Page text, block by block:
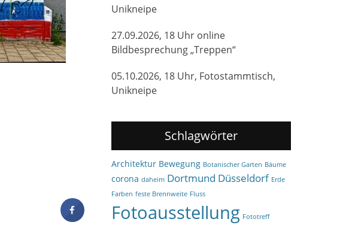
Unikneipe
27.09.2026, 18 Uhr online
Bildbesprechung „Treppen“
05.10.2026, 18 Uhr, Fotostammtisch,
Unikneipe
Schlagwörter
Architektur Bewegung Botanischer Garten Bäume
corona daheim Dortmund Düsseldorf Erde
Farben feste Brennweite Fluss
Fotoausstellung Fototreff